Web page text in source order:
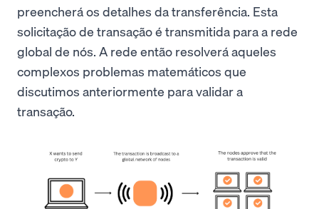
preencherá os detalhes da transferência. Esta
solicitação de transação é transmitida para a rede
global de nós. A rede então resolverá aqueles
complexos problemas matemáticos que
discutimos anteriormente para validar a
transação.